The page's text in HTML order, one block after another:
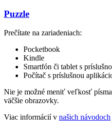
Puzzle
Prečítate na zariadeniach:
Pocketbook
Kindle
Smartfón či tablet s
Počítač s príslušnou
Nie je možné meniť veľkosť
väčšie obrazovky.
Viac informácií v našich návodoch